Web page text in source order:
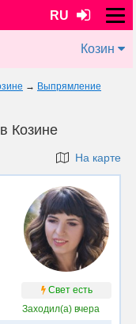
RU
Козин
→ Выпрямление
Козине
На карте
Свет есть
Заходил(а) вчера